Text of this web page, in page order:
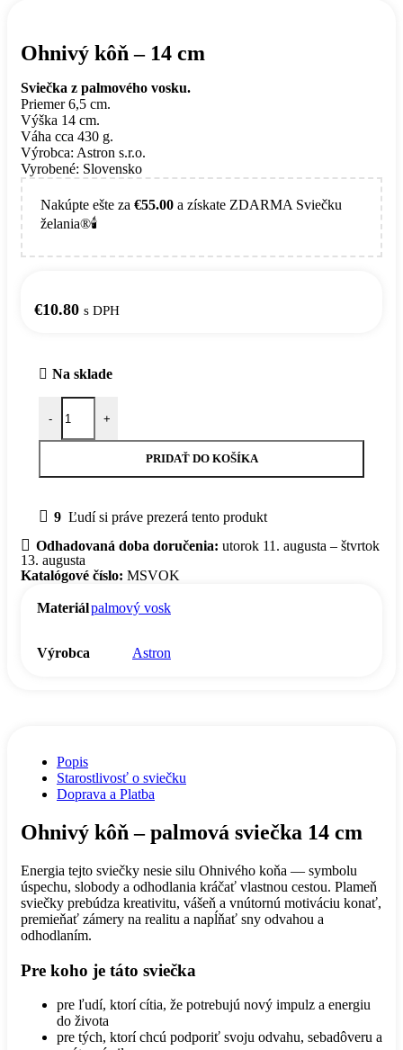
Ohnivý kôň – 14 cm
Sviečka z palmového vosku.
Priemer 6,5 cm.
Výška 14 cm.
Váha cca 430 g.
Výrobca: Astron s.r.o.
Vyrobené: Slovensko
Nakúpte ešte za €55.00 a získate ZDARMA Sviečku
želania®🕯️
€10.80 s DPH
Na sklade
-
množstvo Ohnivý kôň - 14 cm
+
PRIDAŤ DO KOŠÍKA
9 Ľudí si práve prezerá tento produkt
Odhadovaná doba doručenia: utorok 11. augusta – štvrtok
13. augusta
Katalógové číslo: MSVOK
Materiálpalmový vosk
Výrobca Astron
Popis
Starostlivosť o sviečku
Doprava a Platba
Ohnivý kôň – palmová sviečka 14 cm
Energia tejto sviečky nesie silu Ohnivého koňa — symbolu
úspechu, slobody a odhodlania kráčať vlastnou cestou. Plameň
sviečky prebúdza kreativitu, vášeň a vnútornú motiváciu konať,
premieňať zámery na realitu a napĺňať sny odvahou a
odhodlaním.
Pre koho je táto sviečka
pre ľudí, ktorí cítia, že potrebujú nový impulz a energiu
do života
pre tých, ktorí chcú podporiť svoju odvahu, sebadôveru a